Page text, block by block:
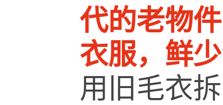
代的老物
衣服，鲜
用旧毛衣